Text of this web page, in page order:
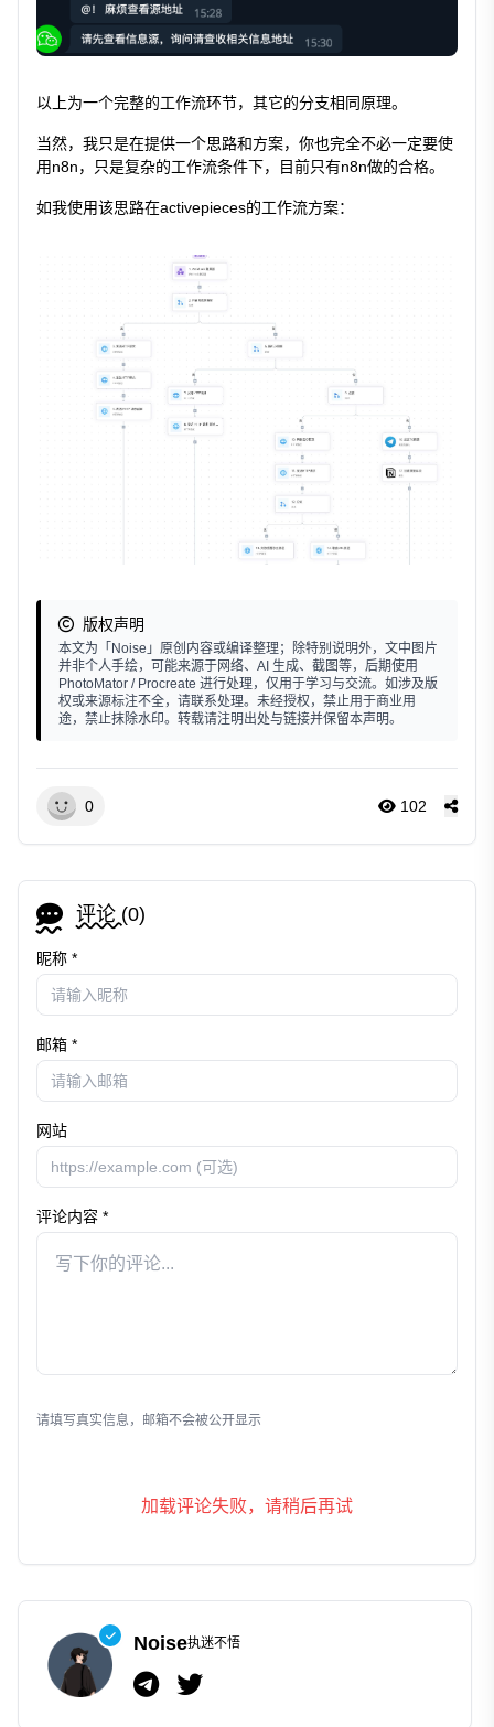
以上为一个完整的工作流环节，其它的分支相同原理。
当然，我只是在提供一个思路和方案，你也完全不必一定要使
用n8n，只是复杂的工作流条件下，目前只有n8n做的合格。
如我使用该思路在activepieces的工作流方案：
版权声明
本文为「Noise」原创内容或编译整理；除特别说明外，文中图片
并非个人手绘，可能来源于网络、AI 生成、截图等，后期使用
PhotoMator / Procreate 进行处理，仅用于学习与交流。如涉及版
权或来源标注不全，请联系处理。未经授权，禁止用于商业用
途，禁止抹除水印。转载请注明出处与链接并保留本声明。
0 102
评论 (0)
昵称 *
邮箱 *
网站
评论内容 *
请填写真实信息，邮箱不会被公开显示
加载评论失败，请稍后再试
Noise执迷不悟